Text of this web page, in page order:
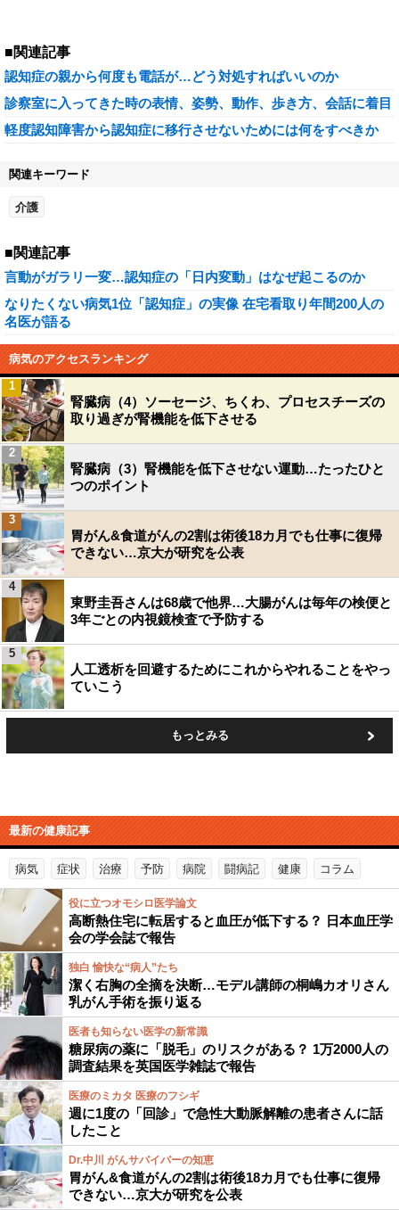
■関連記事
認知症の親から何度も電話が…どう対処すればいいのか
診察室に入ってきた時の表情、姿勢、動作、歩き方、会話に着目
軽度認知障害から認知症に移行させないためには何をすべきか
関連キーワード
介護
■関連記事
言動がガラリ一変…認知症の「日内変動」はなぜ起こるのか
なりたくない病気1位「認知症」の実像 在宅看取り年間200人の
名医が語る
病気のアクセスランキング
腎臓病（4）ソーセージ、ちくわ、プロセスチーズの
取り過ぎが腎機能を低下させる
1
腎臓病（3）腎機能を低下させない運動…たったひと
つのポイント
2
胃がん&食道がんの2割は術後18カ月でも仕事に復帰
できない…京大が研究を公表
3
東野圭吾さんは68歳で他界…大腸がんは毎年の検便と
3年ごとの内視鏡検査で予防する
4
人工透析を回避するためにこれからやれることをやっ
ていこう
5
もっとみる
最新の健康記事
病気 症状 治療 予防 病院 闘病記 健康 コラム
役に立つオモシロ医学論文
高断熱住宅に転居すると血圧が低下する？ 日本血圧学
会の学会誌で報告
独白 愉快な“病人”たち
潔く右胸の全摘を決断…モデル講師の桐嶋カオリさん
乳がん手術を振り返る
医者も知らない医学の新常識
糖尿病の薬に「脱毛」のリスクがある？ 1万2000人の
調査結果を英国医学雑誌で報告
医療のミカタ 医療のフシギ
週に1度の「回診」で急性大動脈解離の患者さんに話
したこと
Dr.中川 がんサバイバーの知恵
胃がん&食道がんの2割は術後18カ月でも仕事に復帰
できない…京大が研究を公表